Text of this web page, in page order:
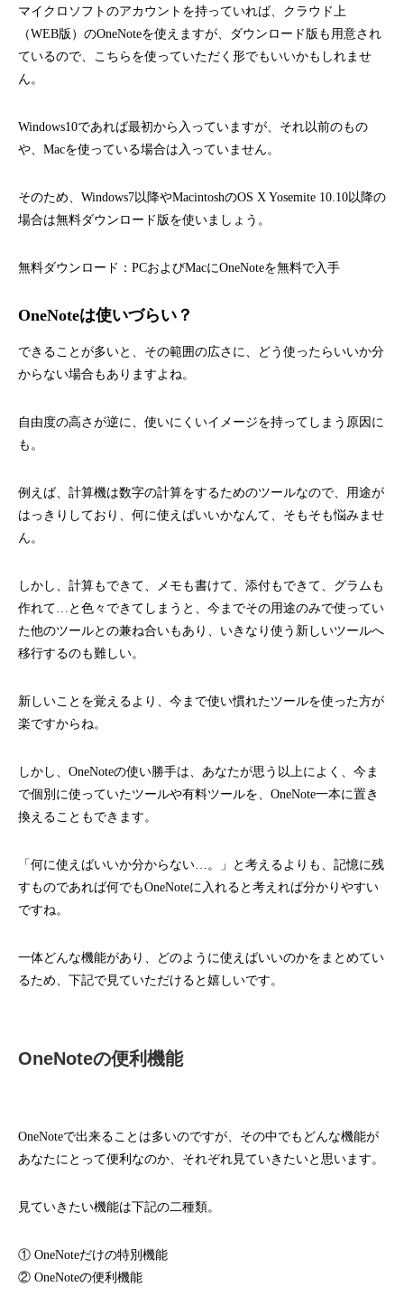
マイクロソフトのアカウントを持っていれば、クラウド上
（WEB版）のOneNoteを使えますが、ダウンロード版も用意され
ているので、こちらを使っていただく形でもいいかもしれませ
ん。
Windows10であれば最初から入っていますが、それ以前のもの
や、Macを使っている場合は入っていません。
そのため、Windows7以降やMacintoshのOS X Yosemite 10.10以降の
場合は無料ダウンロード版を使いましょう。
無料ダウンロード： PCおよびMacにOneNoteを無料で入手
OneNoteは使いづらい？
できることが多いと、その範囲の広さに、どう使ったらいいか分
からない場合もありますよね。
自由度の高さが逆に、使いにくいイメージを持ってしまう原因に
も。
例えば、計算機は数字の計算をするためのツールなので、用途が
はっきりしており、何に使えばいいかなんて、そもそも悩みませ
ん。
しかし、計算もできて、メモも書けて、添付もできて、グラムも
作れて…と色々できてしまうと、今までその用途のみで使ってい
た他のツールとの兼ね合いもあり、いきなり使う新しいツールへ
移行するのも難しい。
新しいことを覚えるより、今まで使い慣れたツールを使った方が
楽ですからね。
しかし、OneNoteの使い勝手は、あなたが思う以上によく、今ま
で個別に使っていたツールや有料ツールを、OneNote一本に置き
換えることもできます。
「何に使えばいいか分からない…。」と考えるよりも、記憶に残
すものであれば何でもOneNoteに入れると考えれば分かりやすい
ですね。
一体どんな機能があり、どのように使えばいいのかをまとめてい
るため、下記で見ていただけると嬉しいです。
OneNoteの便利機能
OneNoteで出来ることは多いのですが、その中でもどんな機能が
あなたにとって便利なのか、それぞれ見ていきたいと思います。
見ていきたい機能は下記の二種類。
① OneNoteだけの特別機能
② OneNoteの便利機能